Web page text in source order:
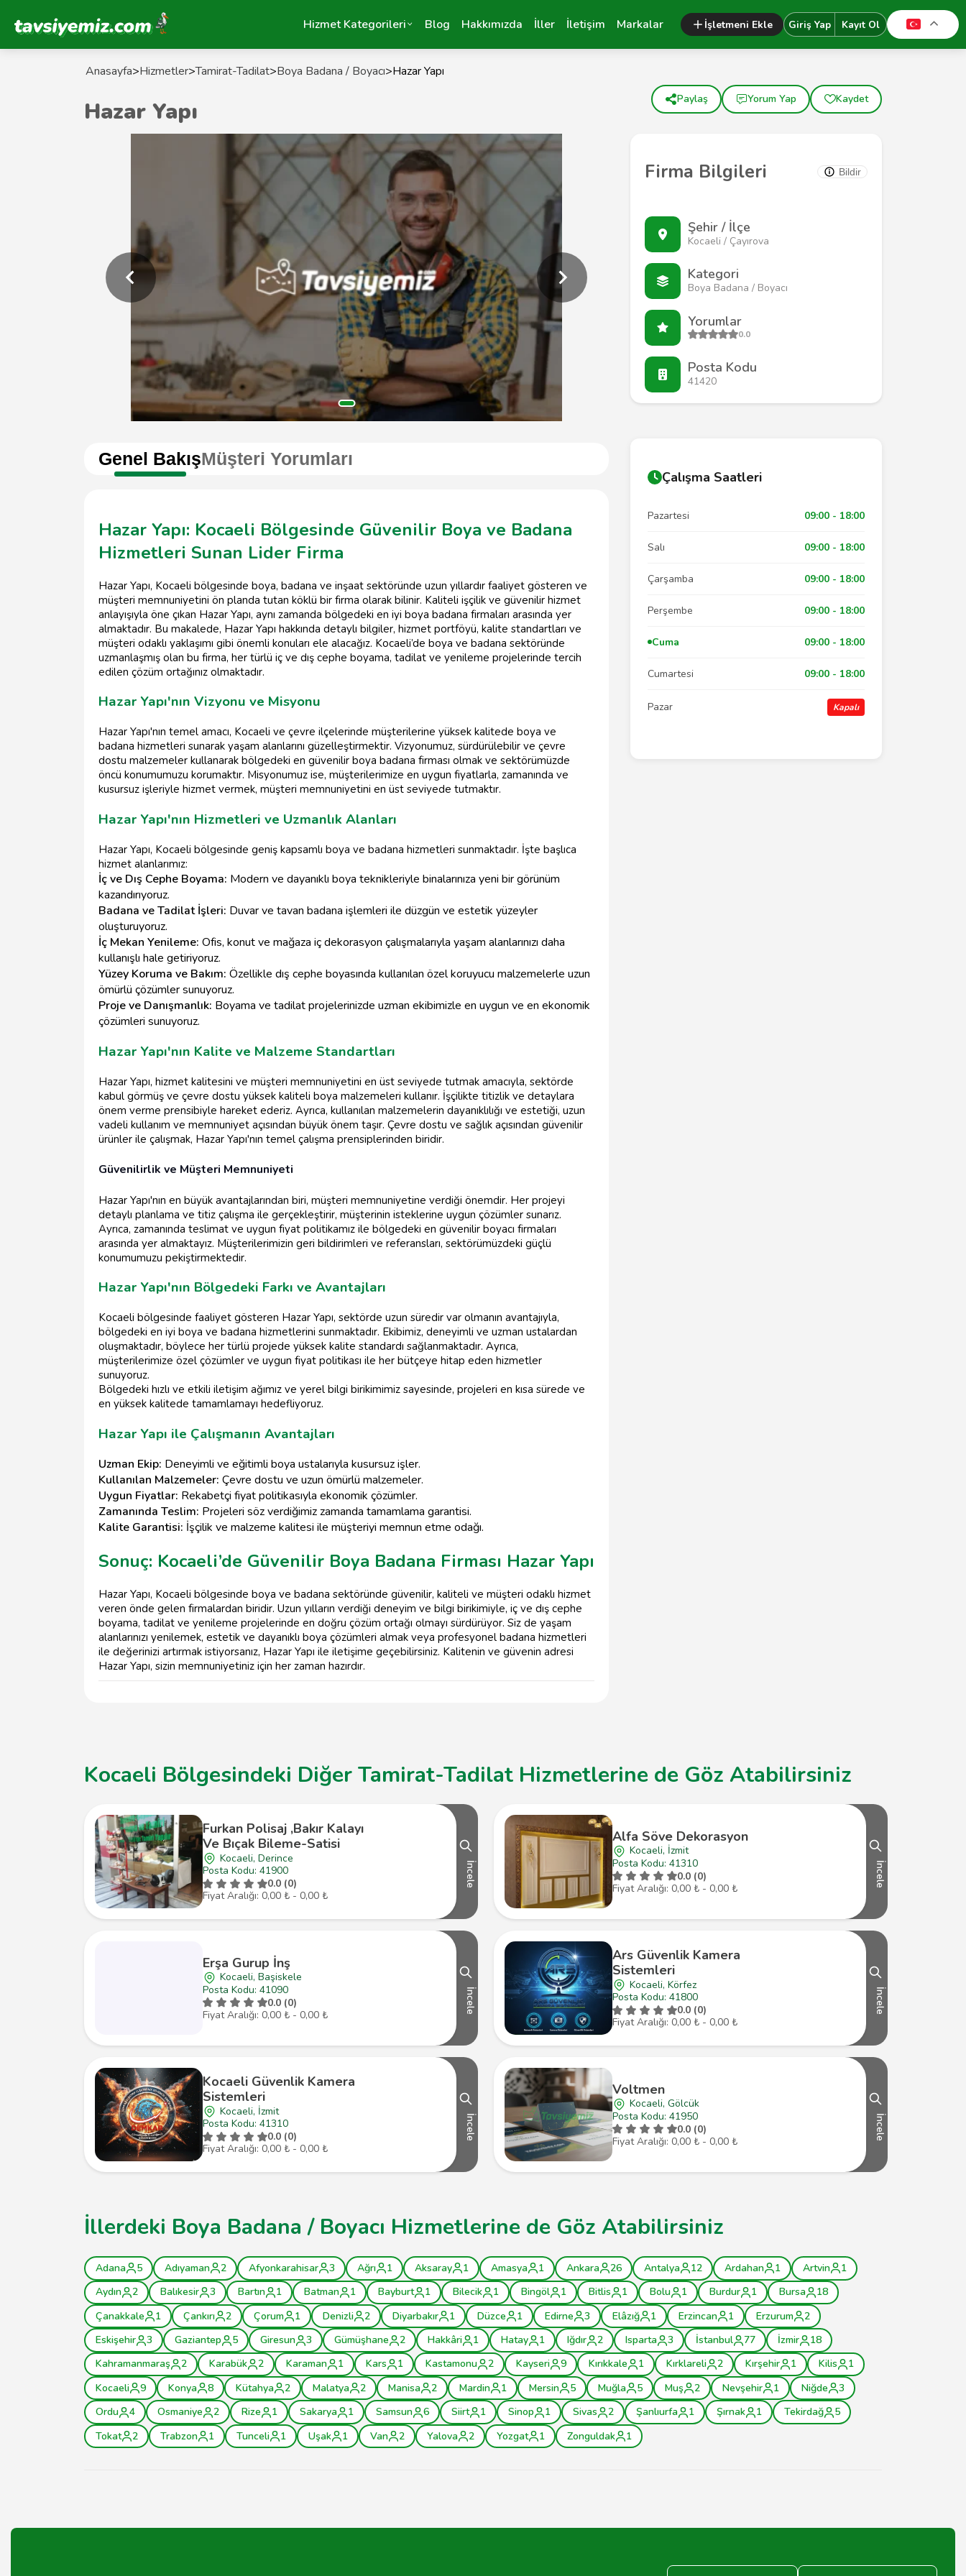
Tavsiyemiz Anasayfa Hizmet Kategorileri Blog Hakkımızda İller İletişim Markalar İşletmeni Ekle Giriş Yap Kayıt Ol
Anasayfa>Hizmetler>Tamirat-Tadilat>Boya Badana / Boyacı>Hazar Yapı
Firma Bilgileri Bildir
Şehir / İlçe
Kocaeli / Çayırova
Kategori
Boya Badana / Boyacı
Yorumlar
0.0
Posta Kodu
41420
Hazar Yapı Paylaş Yorum Yap Kaydet
Genel BakışMüşteri Yorumları
Hazar Yapı: Kocaeli Bölgesinde Güvenilir Boya ve Badana
Hizmetleri Sunan Lider Firma
Hazar Yapı, Kocaeli bölgesinde boya, badana ve inşaat sektöründe uzun yıllardır faaliyet gösteren ve
müşteri memnuniyetini ön planda tutan köklü bir firma olarak bilinir. Kaliteli işçilik ve güvenilir hizmet
anlayışıyla öne çıkan Hazar Yapı, aynı zamanda bölgedeki en iyi boya badana firmaları arasında yer
almaktadır. Bu makalede, Hazar Yapı hakkında detaylı bilgiler, hizmet portföyü, kalite standartları ve
müşteri odaklı yaklaşımı gibi önemli konuları ele alacağız. Kocaeli’de boya ve badana sektöründe
uzmanlaşmış olan bu firma, her türlü iç ve dış cephe boyama, tadilat ve yenileme projelerinde tercih
edilen çözüm ortağınız olmaktadır.
Hazar Yapı'nın Vizyonu ve Misyonu
Hazar Yapı'nın temel amacı, Kocaeli ve çevre ilçelerinde müşterilerine yüksek kalitede boya ve
badana hizmetleri sunarak yaşam alanlarını güzelleştirmektir. Vizyonumuz, sürdürülebilir ve çevre
dostu malzemeler kullanarak bölgedeki en güvenilir boya badana firması olmak ve sektörümüzde
öncü konumumuzu korumaktır. Misyonumuz ise, müşterilerimize en uygun fiyatlarla, zamanında ve
kusursuz işleriyle hizmet vermek, müşteri memnuniyetini en üst seviyede tutmaktır.
Hazar Yapı'nın Hizmetleri ve Uzmanlık Alanları
Hazar Yapı, Kocaeli bölgesinde geniş kapsamlı boya ve badana hizmetleri sunmaktadır. İşte başlıca
hizmet alanlarımız:
İç ve Dış Cephe Boyama: Modern ve dayanıklı boya teknikleriyle binalarınıza yeni bir görünüm
kazandırıyoruz.
Badana ve Tadilat İşleri: Duvar ve tavan badana işlemleri ile düzgün ve estetik yüzeyler
oluşturuyoruz.
İç Mekan Yenileme: Ofis, konut ve mağaza iç dekorasyon çalışmalarıyla yaşam alanlarınızı daha
kullanışlı hale getiriyoruz.
Yüzey Koruma ve Bakım: Özellikle dış cephe boyasında kullanılan özel koruyucu malzemelerle uzun
ömürlü çözümler sunuyoruz.
Proje ve Danışmanlık: Boyama ve tadilat projelerinizde uzman ekibimizle en uygun ve en ekonomik
çözümleri sunuyoruz.
Hazar Yapı'nın Kalite ve Malzeme Standartları
Hazar Yapı, hizmet kalitesini ve müşteri memnuniyetini en üst seviyede tutmak amacıyla, sektörde
kabul görmüş ve çevre dostu yüksek kaliteli boya malzemeleri kullanır. İşçilikte titizlik ve detaylara
önem verme prensibiyle hareket ederiz. Ayrıca, kullanılan malzemelerin dayanıklılığı ve estetiği, uzun
vadeli kullanım ve memnuniyet açısından büyük önem taşır. Çevre dostu ve sağlık açısından güvenilir
ürünler ile çalışmak, Hazar Yapı'nın temel çalışma prensiplerinden biridir.
Güvenilirlik ve Müşteri Memnuniyeti
Hazar Yapı'nın en büyük avantajlarından biri, müşteri memnuniyetine verdiği önemdir. Her projeyi
detaylı planlama ve titiz çalışma ile gerçekleştirir, müşterinin isteklerine uygun çözümler sunarız.
Ayrıca, zamanında teslimat ve uygun fiyat politikamız ile bölgedeki en güvenilir boyacı firmaları
arasında yer almaktayız. Müşterilerimizin geri bildirimleri ve referansları, sektörümüzdeki güçlü
konumumuzu pekiştirmektedir.
Hazar Yapı'nın Bölgedeki Farkı ve Avantajları
Kocaeli bölgesinde faaliyet gösteren Hazar Yapı, sektörde uzun süredir var olmanın avantajıyla,
bölgedeki en iyi boya ve badana hizmetlerini sunmaktadır. Ekibimiz, deneyimli ve uzman ustalardan
oluşmaktadır, böylece her türlü projede yüksek kalite standardı sağlanmaktadır. Ayrıca,
müşterilerimize özel çözümler ve uygun fiyat politikası ile her bütçeye hitap eden hizmetler
sunuyoruz.
Bölgedeki hızlı ve etkili iletişim ağımız ve yerel bilgi birikimimiz sayesinde, projeleri en kısa sürede ve
en yüksek kalitede tamamlamayı hedefliyoruz.
Hazar Yapı ile Çalışmanın Avantajları
Uzman Ekip: Deneyimli ve eğitimli boya ustalarıyla kusursuz işler.
Kullanılan Malzemeler: Çevre dostu ve uzun ömürlü malzemeler.
Uygun Fiyatlar: Rekabetçi fiyat politikasıyla ekonomik çözümler.
Zamanında Teslim: Projeleri söz verdiğimiz zamanda tamamlama garantisi.
Kalite Garantisi: İşçilik ve malzeme kalitesi ile müşteriyi memnun etme odağı.
Sonuç: Kocaeli’de Güvenilir Boya Badana Firması Hazar Yapı
Hazar Yapı, Kocaeli bölgesinde boya ve badana sektöründe güvenilir, kaliteli ve müşteri odaklı hizmet
veren önde gelen firmalardan biridir. Uzun yılların verdiği deneyim ve bilgi birikimiyle, iç ve dış cephe
boyama, tadilat ve yenileme projelerinde en doğru çözüm ortağı olmayı sürdürüyor. Siz de yaşam
alanlarınızı yenilemek, estetik ve dayanıklı boya çözümleri almak veya profesyonel badana hizmetleri
ile değerinizi artırmak istiyorsanız, Hazar Yapı ile iletişime geçebilirsiniz. Kalitenin ve güvenin adresi
Hazar Yapı, sizin memnuniyetiniz için her zaman hazırdır.
Çalışma Saatleri
Pazartesi 09:00 - 18:00
Salı 09:00 - 18:00
Çarşamba 09:00 - 18:00
Perşembe 09:00 - 18:00
Cuma 09:00 - 18:00
Cumartesi 09:00 - 18:00
Pazar Kapalı
Kocaeli Bölgesindeki Diğer Tamirat-Tadilat Hizmetlerine de Göz Atabilirsiniz
Furkan Polisaj ,Bakır Kalayı
Ve Bıçak Bileme-Satisi
Kocaeli, Derince
Posta Kodu: 41900
0.0 (0)
Fiyat Aralığı: 0,00 ₺ - 0,00 ₺
İncele
Alfa Söve Dekorasyon
Kocaeli, İzmit
Posta Kodu: 41310
0.0 (0)
Fiyat Aralığı: 0,00 ₺ - 0,00 ₺
İncele
Erşa Gurup İnş
Kocaeli, Başiskele
Posta Kodu: 41090
0.0 (0)
Fiyat Aralığı: 0,00 ₺ - 0,00 ₺
İncele
Ars Güvenlik Kamera
Sistemleri
Kocaeli, Körfez
Posta Kodu: 41800
0.0 (0)
Fiyat Aralığı: 0,00 ₺ - 0,00 ₺
İncele
Kocaeli Güvenlik Kamera
Sistemleri
Kocaeli, İzmit
Posta Kodu: 41310
0.0 (0)
Fiyat Aralığı: 0,00 ₺ - 0,00 ₺
İncele
Voltmen
Kocaeli, Gölcük
Posta Kodu: 41950
0.0 (0)
Fiyat Aralığı: 0,00 ₺ - 0,00 ₺
İncele
İllerdeki Boya Badana / Boyacı Hizmetlerine de Göz Atabilirsiniz
Adana 5 Adıyaman 2 Afyonkarahisar 3 Ağrı 1 Aksaray 1 Amasya 1 Ankara 26 Antalya 12 Ardahan 1 Artvin
1
Aydın
2 Balıkesir 3 Bartın 1 Batman 1 Bayburt 1 Bilecik 1 Bingöl 1 Bitlis 1 Bolu 1 Burdur 1 Bursa
18
Çanakkale
1 Çankırı 2 Çorum 1 Denizli 2 Diyarbakır 1 Düzce 1 Edirne 3 Elâzığ 1 Erzincan 1 Erzurum
2
Eskişehir
3 Gaziantep 5 Giresun 3 Gümüşhane 2 Hakkâri 1 Hatay 1 Iğdır 2 Isparta 3 İstanbul 77 İzmir
18
Kahramanmaraş
2 Karabük 2 Karaman 1 Kars 1 Kastamonu 2 Kayseri 9 Kırıkkale 1 Kırklareli 2 Kırşehir 1 Kilis
1
Kocaeli
9 Konya 8 Kütahya 2 Malatya 2 Manisa 2 Mardin 1 Mersin 5 Muğla 5 Muş 2 Nevşehir 1 Niğde
3
Ordu
4 Osmaniye 2 Rize 1 Sakarya 1 Samsun 6 Siirt 1 Sinop 1 Sivas 2 Şanlıurfa 1 Şırnak 1 Tekirdağ
5
Tokat
2 Trabzon 1 Tunceli 1 Uşak 1 Van 2 Yalova 2 Yozgat 1 Zonguldak 1